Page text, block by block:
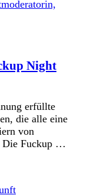
Night
erfüllte
die alle eine
von
Die Fuckup …